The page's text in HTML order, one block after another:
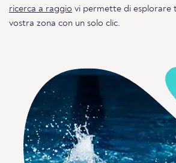
ricerca a raggio vi permette di esplorare
vostra zona con un solo clic.